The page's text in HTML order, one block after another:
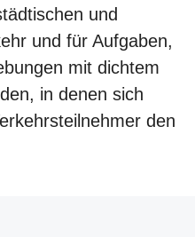
und
und für Aufgaben,
mit dichtem
in denen sich
den